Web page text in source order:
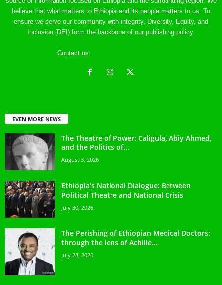
believe that what matters to Ethiopia and its people matters to us. To
ensure we serve our community with integrity, Diversity, Equity, and
Inclusion (DEI) form the backbone of our publishing policy.
Contact us:
EVEN MORE NEWS
The Theatre of Power: Caligula, Abiy Ahmed,
and the Politics of...
August 3, 2026
Ethiopia’s National Dialogue: Between
Political Theatre and National Crisis
July 30, 2026
The Perishing of Ethiopian Medical Doctors:
through the lens of Achille...
July 28, 2026